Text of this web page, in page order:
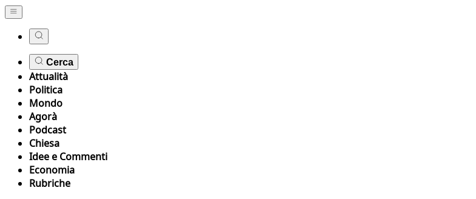
Cerca
Attualità
Politica
Mondo
Agorà
Podcast
Chiesa
Idee e Commenti
Economia
Rubriche